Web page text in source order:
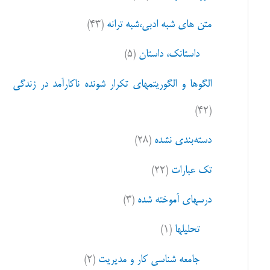
ی
متن های شبه ادبی،شبه ترانه (۴۳)
داستانک، داستان (۵)
الگوها و الگوریتمهای تکرار شونده ناکارآمد در زندگی
(۴۲)
دسته‌بندی نشده (۲۸)
تک عبارات (۲۲)
درسهای آموخته شده (۳)
تحلیلها (۱)
جامعه شناسی کار و مدیریت (۲)